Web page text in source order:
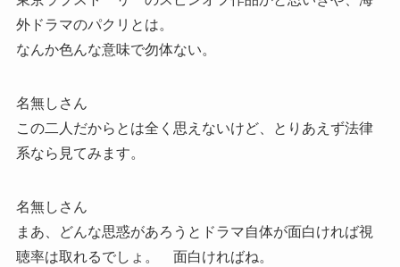
外ドラマのパクリとは。
なんか色んな意味で勿体ない。
名無しさん
この二人だからとは全く思えないけど、とりあえず法律
系なら見てみます。
名無しさん
まあ、どんな思惑があろうとドラマ自体が面白ければ視
聴率は取れるでしょ。 面白ければね。